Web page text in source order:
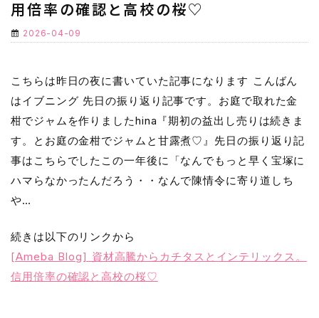
用倍率の確認と高校の桜♡
2026-04-09
こちらは昨日の夜に書いていた記事になります こんばん
はイブニング 先日の振り返り記事です。お庭で取れた金
柑でジャムを作りましたhina『期初の益出し売りは続きま
す。とお庭の金柑でジャムと甘露煮♡』先日の振り返り記
事はこちらでしたこの一年後に「なんでもっと早く宝塚に
ハマらなかったんだろう・・なんで陳情令に寄り道しち
や…
続きは以下のリンクから
[Ameba Blog] 資材高騰からカチタスとインテリックス。
信用倍率の確認と高校の桜♡